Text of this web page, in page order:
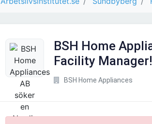
BSH Home
Facility Manager!
BSH Home Appliances